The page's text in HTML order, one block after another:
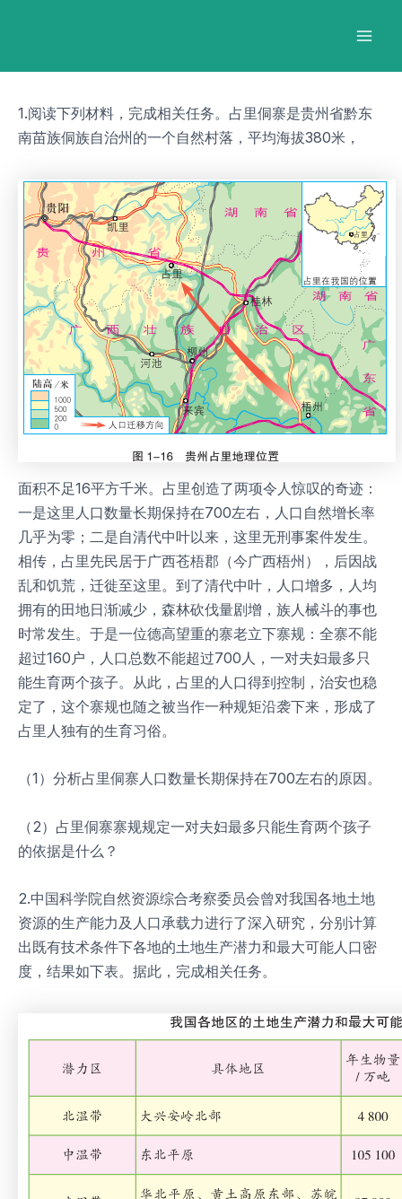
1.阅读下列材料，完成相关任务。占里侗寨是贵州省黔东
南苗族侗族自治州的一个自然村落，平均海拔380米，
面积不足16平方千米。占里创造了两项令人惊叹的奇迹：
一是这里人口数量长期保持在700左右，人口自然增长率
几乎为零；二是自清代中叶以来，这里无刑事案件发生。
相传，占里先民居于广西苍梧郡（今广西梧州），后因战
乱和饥荒，迁徙至这里。到了清代中叶，人口增多，人均
拥有的田地日渐减少，森林砍伐量剧增，族人械斗的事也
时常发生。于是一位德高望重的寨老立下寨规：全寨不能
超过160户，人口总数不能超过700人，一对夫妇最多只
能生育两个孩子。从此，占里的人口得到控制，治安也稳
定了，这个寨规也随之被当作一种规矩沿袭下来，形成了
占里人独有的生育习俗。
（1）分析占里侗寨人口数量长期保持在700左右的原因。
（2）占里侗寨寨规规定一对夫妇最多只能生育两个孩子
的依据是什么？
2.中国科学院自然资源综合考察委员会曾对我国各地土地
资源的生产能力及人口承载力进行了深入研究，分别计算
出既有技术条件下各地的土地生产潜力和最大可能人口密
度，结果如下表。据此，完成相关任务。